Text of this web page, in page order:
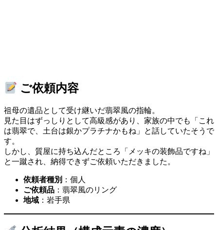
ご依頼内容
祖母の遺品として受け継いだ翡翠風の指輪。
見た目はずっしりとして高級感があり、家族の中でも「これ
は翡翠で、土台は銀かプラチナかもね」と話していたそうで
す。
しかし、質屋に持ち込んだところ「メッキの装飾品ですね」
と一蹴され、納得できずご依頼いただきました。
依頼者種別 ：個人
ご依頼品 ：翡翠風のリング
地域 ：岩手県